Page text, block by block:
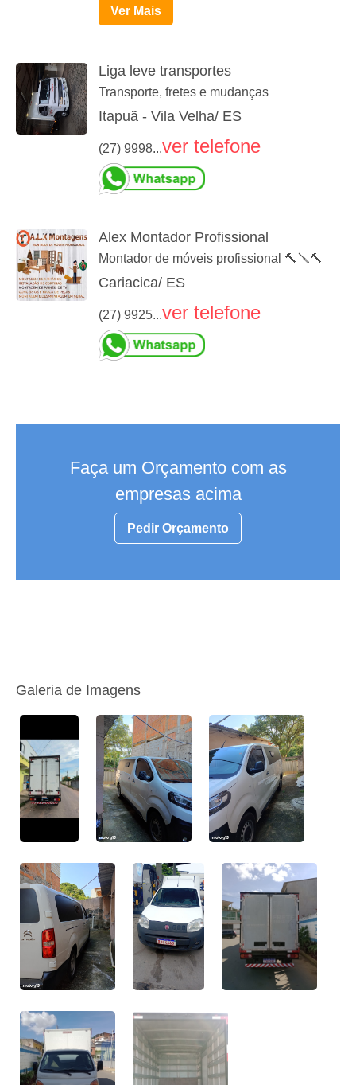
Ver Mais
Liga leve transportes
Transporte, fretes e mudanças
Itapuã - Vila Velha/ ES
(27) 9998...ver telefone
Alex Montador Profissional
Montador de móveis profissional 🔨🪛🔨
Cariacica/ ES
(27) 9925...ver telefone
Faça um Orçamento com as
empresas acima
Pedir Orçamento
Galeria de Imagens